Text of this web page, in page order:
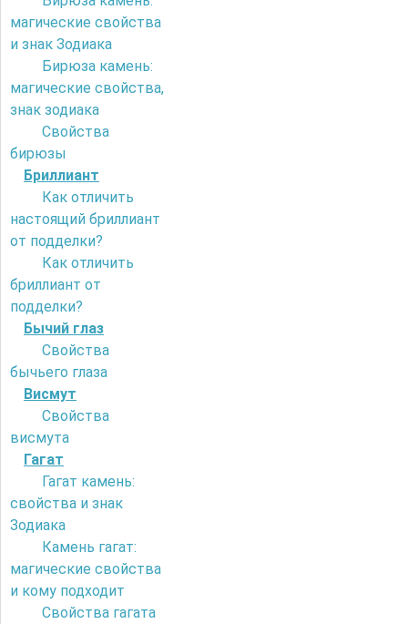
магические свойства
и знак Зодиака
Бирюза камень:
магические свойства,
знак зодиака
Свойства
бирюзы
Бриллиант
Как отличить
настоящий бриллиант
от подделки?
Как отличить
бриллиант от
подделки?
Бычий глаз
Свойства
бычьего глаза
Висмут
Свойства
висмута
Гагат
Гагат камень:
свойства и знак
Зодиака
Камень гагат:
магические свойства
и кому подходит
Свойства гагата